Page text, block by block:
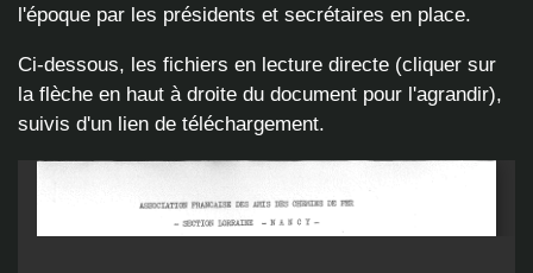
l'époque par les présidents et secrétaires en place.
Ci-dessous, les fichiers en lecture directe (cliquer sur
la flèche en haut à droite du document pour l'agrandir),
suivis d'un lien de téléchargement.